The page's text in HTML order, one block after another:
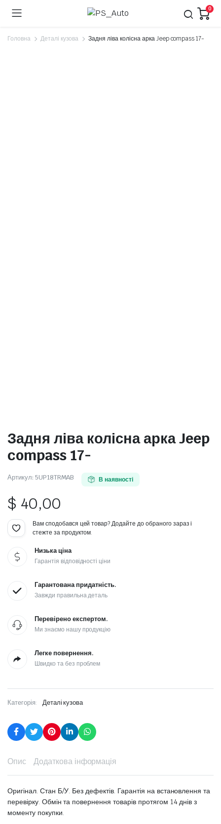
0
Головна Деталі кузова Задня ліва колісна арка Jeep compass 17-
Задня ліва колісна арка Jeep
compass 17-
Артикул: 5UP18TRMAB В наявності
$ 40,00
Вам сподобався цей товар? Додайте до обраного зараз і
стежте за продуктом.
Низька ціна
Гарантія відповідності ціни
Гарантована придатність.
Завжди правильна деталь
Перевірено експертом.
Ми знаємо нашу продукцію
Легке повернення.
Швидко та без проблем
Категорія: Деталі кузова
Опис Додаткова інформація
Оригінал. Стан Б/У. Без дефектів. Гарантія на встановлення та
перевірку. Обмін та повернення товарів протягом 14 днів з
моменту покупки.